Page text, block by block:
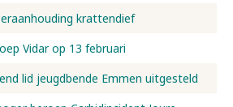
krattendief
Vidar op 13 februari
lid jeugdbende Emmen uitgesteld